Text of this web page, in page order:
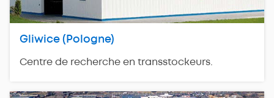
Centre de recherche en transstockeurs.
Gliwice (Pologne)